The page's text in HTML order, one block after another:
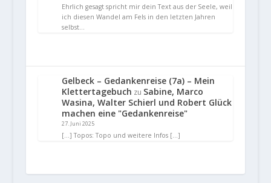
Ehrlich gesagt spricht mir dein Text aus der Seele, weil
ich diesen Wandel am Fels in den letzten Jahren
selbst…
Gelbeck – Gedankenreise (7a) – Mein
Klettertagebuch zu Sabine, Marco
Wasina, Walter Schierl und Robert Glück
machen eine "Gedankenreise"
27. Juni 2025
[…] Topos: Topo und weitere Infos […]